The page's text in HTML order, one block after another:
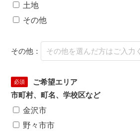
土地
その他
その他：
必須
ご希望エリア
市町村、町名、学校区など
金沢市
野々市市